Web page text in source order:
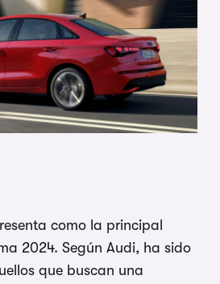
como la principal
2024. Según Audi, ha sido
que buscan una